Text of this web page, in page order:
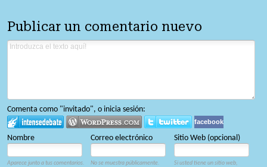
Publicar un comentario nuevo
Comenta como "invitado", o inicia sesión:
facebook
Nombre Correo electrónico Sitio Web (opcional)
Aparece junto a tus comentarios. No se muestra públicamente. Si usted tiene un sitio web,